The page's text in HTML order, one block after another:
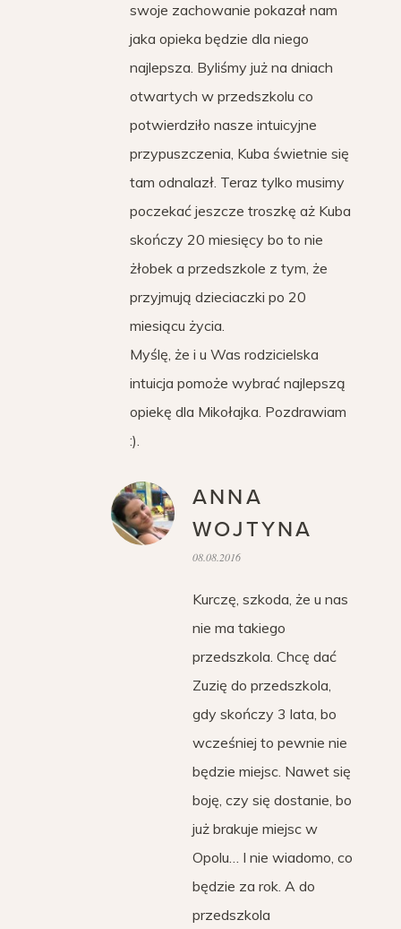
swoje zachowanie pokazał nam
jaka opieka będzie dla niego
najlepsza. Byliśmy już na dniach
otwartych w przedszkolu co
potwierdziło nasze intuicyjne
przypuszczenia, Kuba świetnie się
tam odnalazł. Teraz tylko musimy
poczekać jeszcze troszkę aż Kuba
skończy 20 miesięcy bo to nie
żłobek a przedszkole z tym, że
przyjmują dzieciaczki po 20
miesiącu życia.
Myślę, że i u Was rodzicielska
intuicja pomoże wybrać najlepszą
opiekę dla Mikołajka. Pozdrawiam
:).
ANNA
WOJTYNA
08.08.2016
Kurczę, szkoda, że u nas
nie ma takiego
przedszkola. Chcę dać
Zuzię do przedszkola,
gdy skończy 3 lata, bo
wcześniej to pewnie nie
będzie miejsc. Nawet się
boję, czy się dostanie, bo
już brakuje miejsc w
Opolu… I nie wiadomo, co
będzie za rok. A do
przedszkola